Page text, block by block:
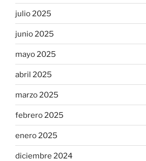
julio 2025
junio 2025
mayo 2025
abril 2025
marzo 2025
febrero 2025
enero 2025
diciembre 2024